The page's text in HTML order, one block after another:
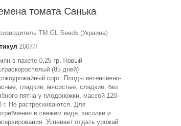
томата Санька
ТМ GL Seeds (Украина)
2667Л
в пакете 0,25 гр. Новый
(85 дней)
сорт. Плоды интенсивно-
гладкие, мясистые, сладкие, без
пятна у плодоножки, массой 120-
г. Не растрескиваются. Для
в свежем виде, засолки и
Успевает отдать урожай